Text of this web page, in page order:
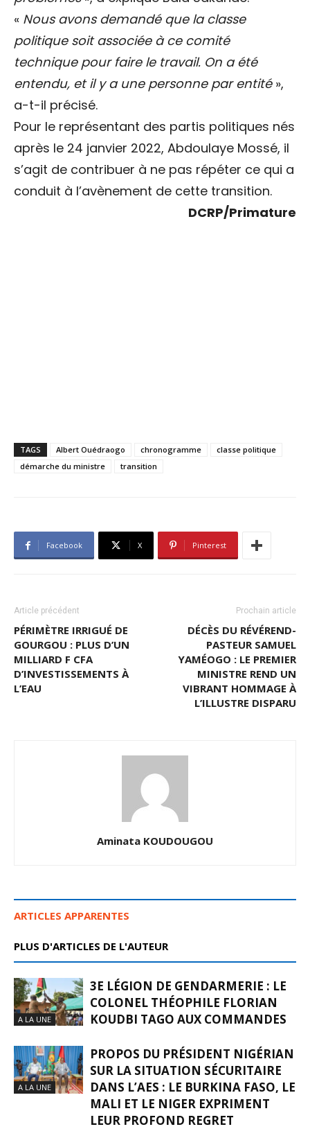
« Nous avons demandé que la classe
politique soit associée à ce comité
technique pour faire le travail. On a été
entendu, et il y a une personne par entité»,
a-t-il précisé.
Pour le représentant des partis politiques nés
après le 24 janvier 2022, Abdoulaye Mossé, il
s’agit de contribuer à ne pas répéter ce qui a
conduit à l’avènement de cette transition.
DCRP/Primature
TAGS Albert Ouédraogo chronogramme
classe politique
démarche du ministre
transition
Facebook X Pinterest
Article précédent
PÉRIMÈTRE IRRIGUÉ DE
GOURGOU : PLUS D’UN
MILLIARD F CFA
D’INVESTISSEMENTS À
L’EAU
Prochain article
DÉCÈS DU RÉVÉREND-
PASTEUR SAMUEL
YAMÉOGO : LE PREMIER
MINISTRE REND UN
VIBRANT HOMMAGE À
L’ILLUSTRE DISPARU
Aminata KOUDOUGOU
ARTICLES APPARENTES
PLUS D'ARTICLES DE L'AUTEUR
A LA UNE
3E LÉGION DE GENDARMERIE : LE
COLONEL THÉOPHILE FLORIAN
KOUDBI TAGO AUX COMMANDES
A LA UNE
PROPOS DU PRÉSIDENT NIGÉRIAN
SUR LA SITUATION SÉCURITAIRE
DANS L’AES : LE BURKINA FASO, LE
MALI ET LE NIGER EXPRIMENT
LEUR PROFOND REGRET